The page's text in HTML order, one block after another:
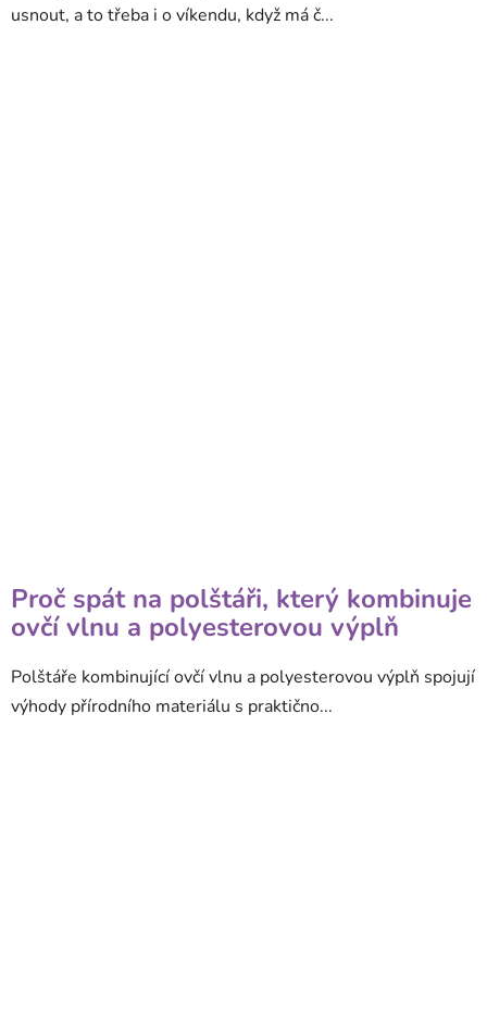
usnout, a to třeba i o víkendu, když má č...
Proč spát na polštáři, který kombinuje
ovčí vlnu a polyesterovou výplň
Polštáře kombinující ovčí vlnu a polyesterovou výplň spojují
výhody přírodního materiálu s praktično...